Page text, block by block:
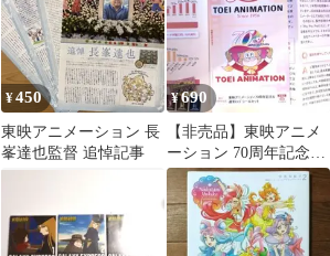
¥450
東映アニメーション 長
峯達也監督 追悼記事
¥690
【非売品】東映アニメ
ーション 70周年記念シ
ール